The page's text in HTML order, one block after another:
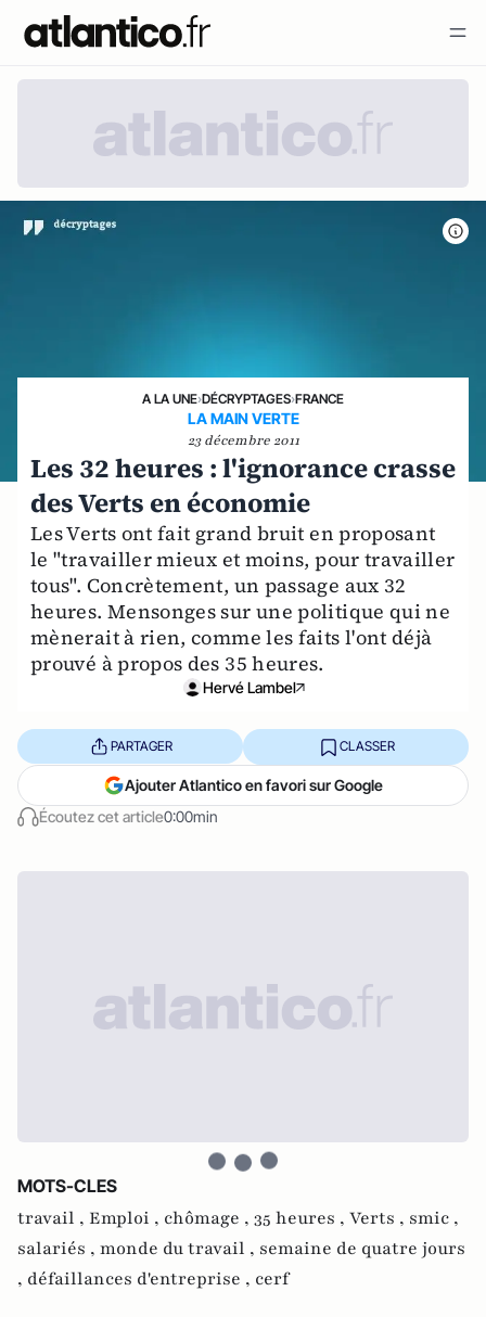
A LA UNE›DÉCRYPTAGES›FRANCE
LA MAIN VERTE
23 décembre 2011
Les 32 heures : l'ignorance crasse
des Verts en économie
Les Verts ont fait grand bruit en proposant
le "travailler mieux et moins, pour travailler
tous". Concrètement, un passage aux 32
heures. Mensonges sur une politique qui ne
mènerait à rien, comme les faits l'ont déjà
prouvé à propos des 35 heures.
Hervé Lambel
Écoutez cet article0:00min
PARTAGER CLASSER
Ajouter Atlantico en favori sur Google
MOTS-CLES
travail , Emploi , chômage , 35 heures , Verts , smic ,
salariés , monde du travail , semaine de quatre jours
, défaillances d'entreprise , cerf